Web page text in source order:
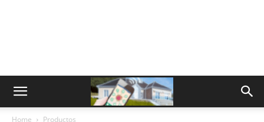
Home Productos